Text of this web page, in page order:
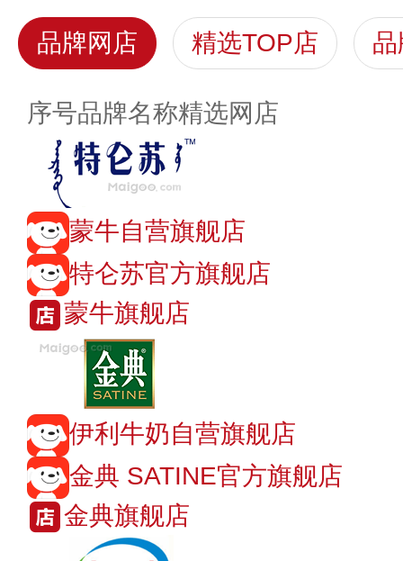
品牌网店 精选TOP店
序号品牌名称精选网店
蒙牛自营旗舰店
特仑苏官方旗舰店
蒙牛旗舰店
伊利牛奶自营旗舰店
金典 SATINE官方旗舰店
金典旗舰店